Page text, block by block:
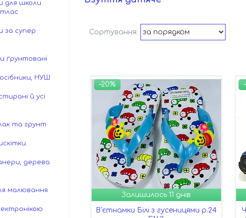
–20%
Залишилось 11 днів
В'єтнамки Білі з гусеницями р.24
для школи
за супер
ґрунтовані
НУШ
й усі
та грунт
дерева
малювання